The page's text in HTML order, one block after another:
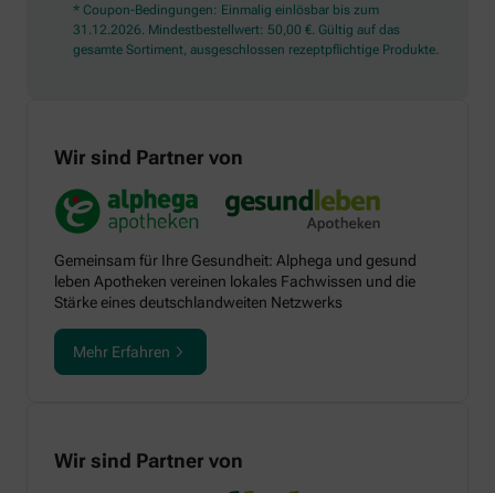
* Coupon-Bedingungen: Einmalig einlösbar bis zum
31.12.2026. Mindestbestellwert: 50,00 €. Gültig auf das
gesamte Sortiment, ausgeschlossen rezeptpflichtige Produkte.
Wir sind Partner von
Gemeinsam für Ihre Gesundheit: Alphega und gesund
leben Apotheken vereinen lokales Fachwissen und die
Stärke eines deutschlandweiten Netzwerks
Mehr Erfahren
Wir sind Partner von